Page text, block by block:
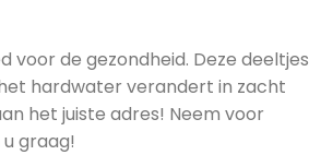
de gezondheid. Deze deeltjes
hardwater verandert in zacht
het juiste adres! Neem voor
graag!